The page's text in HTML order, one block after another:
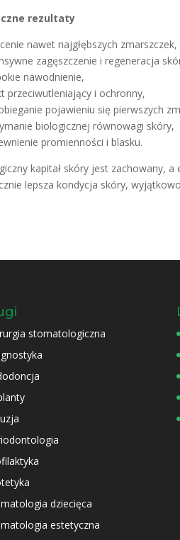
rezultaty
nawet najgłębszych zmarszczek,
zagęszczenie i regeneracja
nawodnienie,
przeciwutleniający i ochronny,
pojawieniu się pierwszych
biologicznej równowagi skóry,
promienności i blasku.
kapitał skóry jest zachowany,
lepsza kondycja skóry,
stomatologiczna
dziecięca
estetyczna